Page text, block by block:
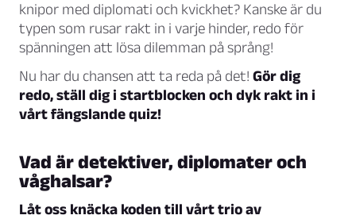
knipor med diplomati och kvickhet? Kanske är du
typen som rusar rakt in i varje hinder, redo för
spänningen att lösa dilemman på språng!
Nu har du chansen att ta reda på det! Gör dig
redo, ställ dig i startblocken och dyk rakt in i
vårt fängslande quiz!
Vad är detektiver, diplomater och
våghalsar?
Låt oss knäcka koden till vårt trio av